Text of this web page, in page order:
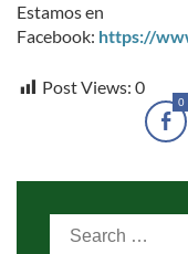
Estamos en
Facebook: https://
Post Views: 0
0
Search